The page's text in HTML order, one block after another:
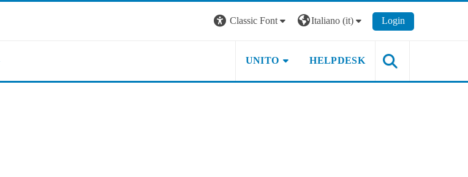
Classic Font
Italiano ‎(it)‎ Login
UNITO HELPDESK